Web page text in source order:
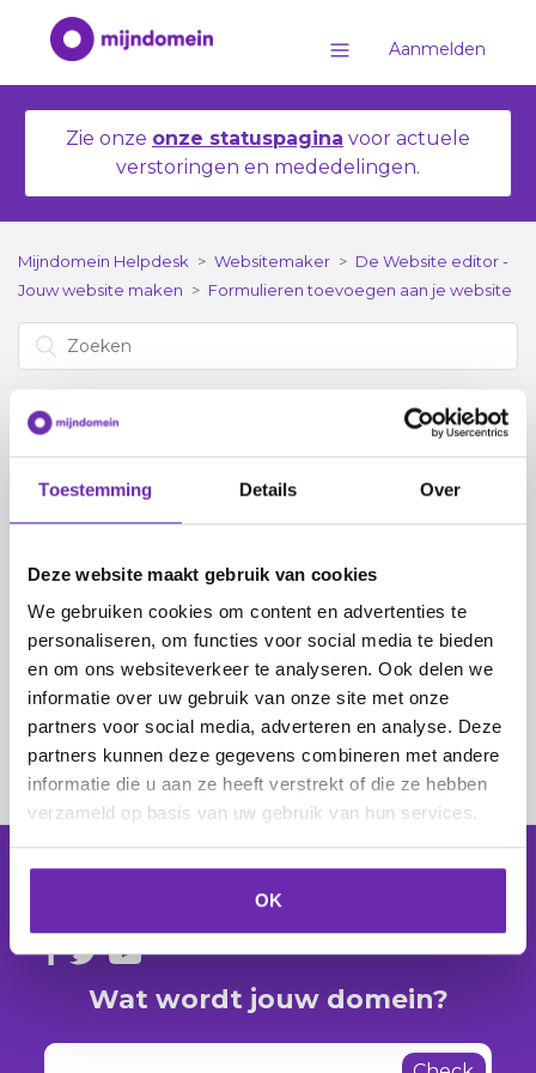
Toestemming Details Over
Deze website maakt gebruik van cookies
We gebruiken cookies om content en advertenties te
personaliseren, om functies voor social media te bieden
en om ons websiteverkeer te analyseren. Ook delen we
informatie over uw gebruik van onze site met onze
partners voor social media, adverteren en analyse. Deze
partners kunnen deze gegevens combineren met andere
informatie die u aan ze heeft verstrekt of die ze hebben
verzameld op basis van uw gebruik van hun services.
OK
Aanmelden
Zie onze onze statuspagina voor actuele
verstoringen en mededelingen.
Mijndomein Helpdesk Websitemaker
De Website editor -
Jouw website maken
Formulieren toevoegen aan je website
Formulieren toevoegen
aan je website
Inzendingen van formulieren op je website
goed ontvangen
Contactformulieren toevoegen en instellen
Wat wordt jouw domein?